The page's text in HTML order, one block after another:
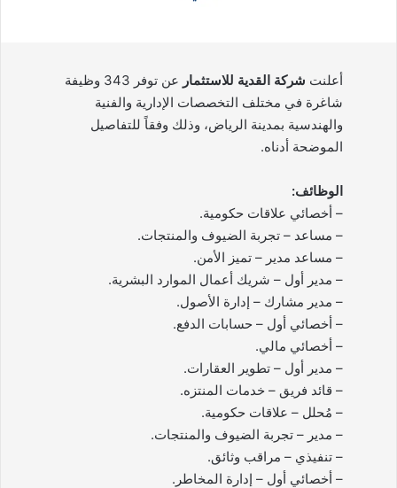
أعلنت شركة القدية للاستثمار
عن توفر 343 وظيفة
شاغرة في مختلف التخصصات الإدارية والفنية
والهندسية بمدينة الرياض، وذلك وفقاً للتفاصيل
الموضحة أدناه.
الوظائف:
– أخصائي علاقات حكومية.
– مساعد – تجربة الضيوف والمنتجات.
– مساعد مدير – تميز الأمن.
– مدير أول – شريك أعمال الموارد البشرية.
– مدير مشارك – إدارة الأصول.
– أخصائي أول – حسابات الدفع.
– أخصائي مالي.
– مدير أول – تطوير العقارات.
– قائد فريق – خدمات المنتزه.
– مُحلل – علاقات حكومية.
– مدير – تجربة الضيوف والمنتجات.
– تنفيذي – مراقب وثائق.
– أخصائي أول – إدارة المخاطر.